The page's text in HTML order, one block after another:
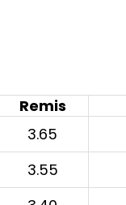
Remis
3.65
3.55